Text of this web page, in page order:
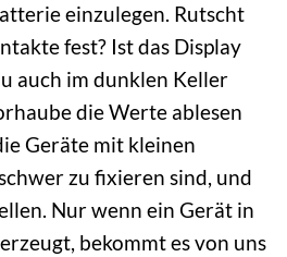
einzulegen. Rutscht
fest? Ist das Display
auch im dunklen Keller
die Werte ablesen
Geräte mit kleinen
zu fixieren sind, und
Nur wenn ein Gerät in
bekommt es von uns